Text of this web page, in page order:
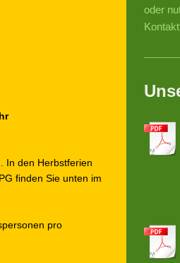
In den Herbstferien
finden Sie unten im
pro
oder